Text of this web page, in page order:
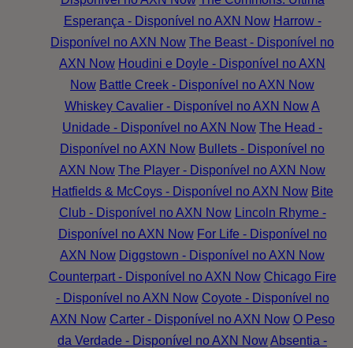
Esperança - Disponível no AXN Now Harrow -
Disponível no AXN Now The Beast - Disponível no
AXN Now Houdini e Doyle - Disponível no AXN
Now Battle Creek - Disponível no AXN Now
Whiskey Cavalier - Disponível no AXN NowA
Unidade - Disponível no AXN Now The Head -
Disponível no AXN Now Bullets - Disponível no
AXN Now The Player - Disponível no AXN Now
Hatfields & McCoys - Disponível no AXN Now Bite
Club - Disponível no AXN Now Lincoln Rhyme -
Disponível no AXN Now For Life - Disponível no
AXN Now Diggstown - Disponível no AXN Now
Counterpart - Disponível no AXN Now Chicago Fire
- Disponível no AXN Now Coyote - Disponível no
AXN Now Carter - Disponível no AXN Now O Peso
da Verdade - Disponível no AXN NowAbsentia -